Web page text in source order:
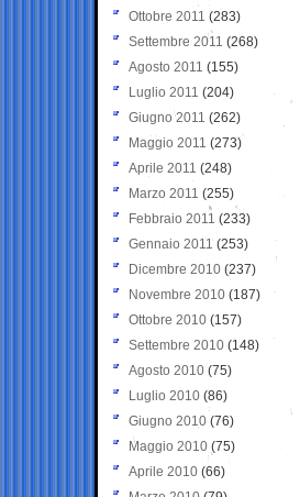
Ottobre 2011 (283)
Settembre 2011 (268)
Agosto 2011 (155)
Luglio 2011 (204)
Giugno 2011 (262)
Maggio 2011 (273)
Aprile 2011 (248)
Marzo 2011 (255)
Febbraio 2011 (233)
Gennaio 2011 (253)
Dicembre 2010 (237)
Novembre 2010 (187)
Ottobre 2010 (157)
Settembre 2010 (148)
Agosto 2010 (75)
Luglio 2010 (86)
Giugno 2010 (76)
Maggio 2010 (75)
Aprile 2010 (66)